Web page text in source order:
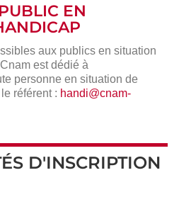
EN
aux publics en situation
est dédié à
personne en situation de
référent : handi@cnam-
D'INSCRIPTION